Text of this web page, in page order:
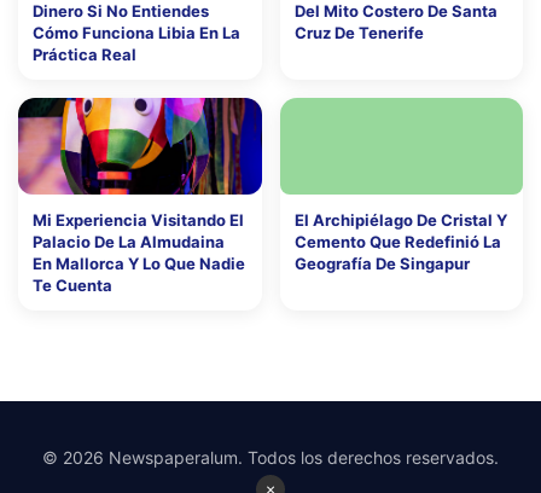
Dinero Si No Entiendes
Cómo Funciona Libia En La
Práctica Real
Del Mito Costero De Santa
Cruz De Tenerife
Mi Experiencia Visitando El
Palacio De La Almudaina
En Mallorca Y Lo Que Nadie
Te Cuenta
El Archipiélago De Cristal Y
Cemento Que Redefinió La
Geografía De Singapur
© 2026 Newspaperalum. Todos los derechos reservados.